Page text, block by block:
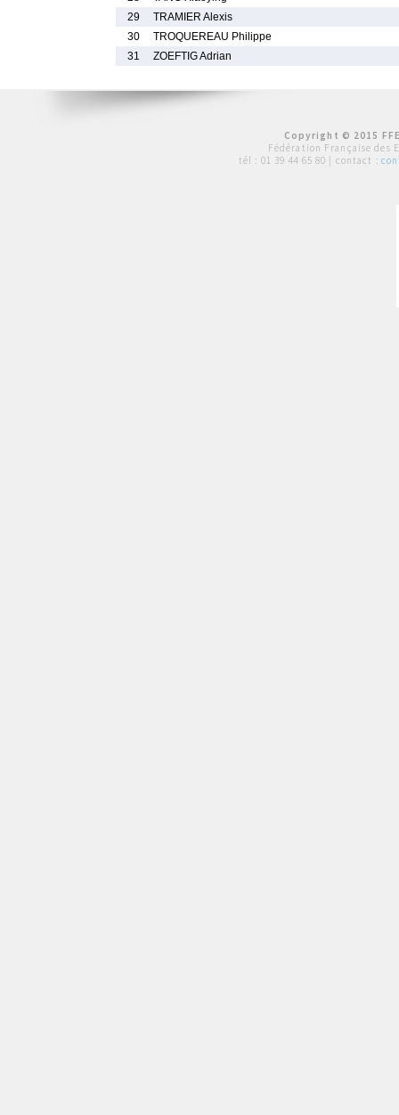
29
TRAMIER Alexis
30
TROQUEREAU Philippe
31
ZOEFTIG Adrian
Copyright © 2015
Fédération Française des
tél : 01 39 44 65 80 | contact :